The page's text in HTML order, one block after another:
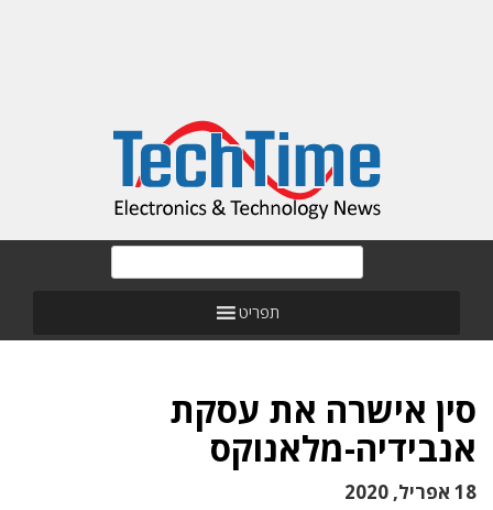
תפריט
סין אישרה את עסקת
אנבידיה-מלאנוקס
18 אפריל, 2020